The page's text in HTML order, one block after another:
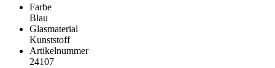
Farbe
Blau
Glasmaterial
Kunststoff
Artikelnummer
24107